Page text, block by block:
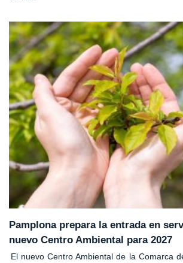
Pamplona prepara la entrada en
nuevo Centro Ambiental para 2027
El nuevo Centro Ambiental de la Comarca